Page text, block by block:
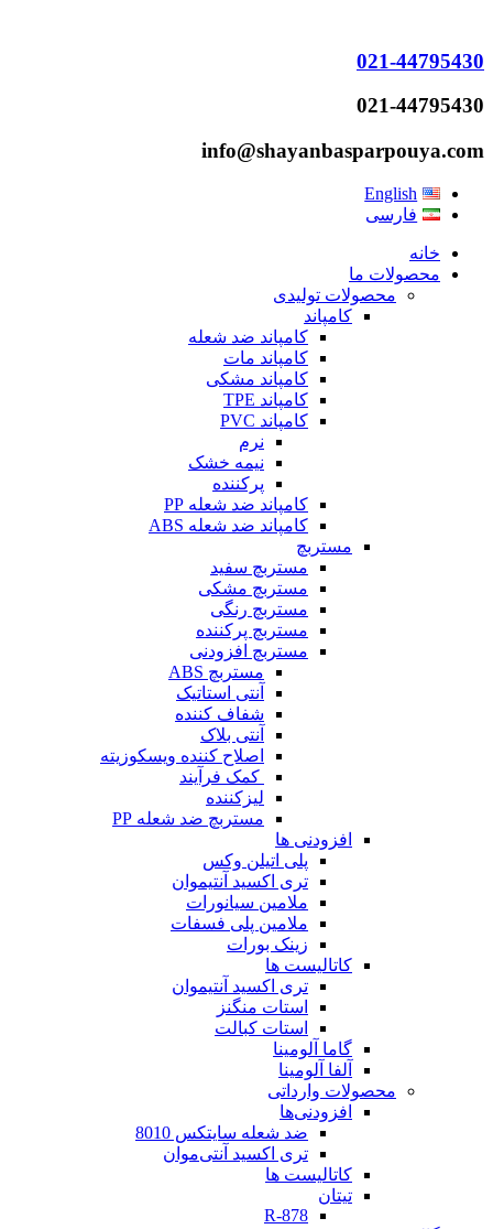
021-44795430
021-44795430
info@shayanbasparpouya.com
English
فارسی
خانه
محصولات ما
محصولات تولیدی
کامپاند
کامپاند ضد شعله
کامپاند مات
کامپاند مشکی
کامپاند TPE
کامپاند PVC
نرم
نیمه خشک
پرکننده
کامپاند ضد شعله PP
کامپاند ضد شعله ABS
مستربچ
مستربچ‌ سفید
مستربچ مشکی
مستربچ رنگی
مستربچ پرکننده
مستربچ افزودنی
مستربچ ABS
آنتی استاتیک
شفاف کننده
آنتی بلاک
اصلاح کننده ویسکوزیته
کمک فرآیند
لیزکننده
مستربچ ضد شعله PP
افزودنی ها
پلی اتیلن وکس
تری اکسید آنتیموان
ملامین سیانورات
ملامین پلی فسفات
زینک بورات
کاتالیست ها
تری اکسید آنتیموان
استات منگنز
استات کبالت
گاما آلومینا
آلفا آلومینا
محصولات وارداتی
افزودنی‌ها
ضد شعله سایتکس 8010
تری اکسید آنتی‌موان
کاتالیست ها
تیتان
R-878